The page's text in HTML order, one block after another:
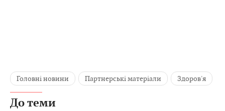
Головні новини Партнерські матеріали Здоров'я
До теми